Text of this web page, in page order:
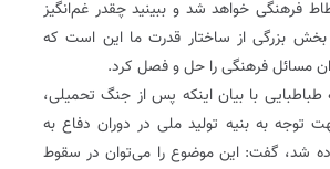
فرهنگی خواهد شد و ببینید چقدر غم‌انگیز
بزرگی از ساختار قدرت ما این است که
مسائل فرهنگی را حل و فصل کرد.
طباطبایی با بیان اینکه پس از جنگ تحمیلی،
توجه به بنیه تولید ملی در دوران دفاع به
شد، گفت: این موضوع را می‌توان در سقوط